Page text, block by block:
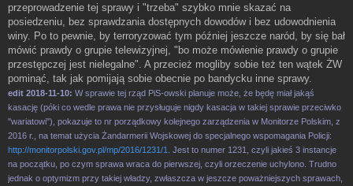
przeprowadzenie tej sprawy i "trzeba" szybko mnie skazać na
posiedzeniu, bez sprawdzania dostępnych dowodów i bez udowodnienia
winy. Po to pewnie, by terroryzować tym później jeszcze naród, by się bał
mówić prawdy o grupie telewizyjnej, "bo może mówienie prawdy o grupie
przestępczej jest nielegalne". A przecież mogliby sobie też ten wątek ŻW
pominąć, tak jak pomijają sobie obecnie po bandycku inne sprawy.
edit 2018-11-10: W sprawie tej rząd PiS-owski planuje może, że będę miał jakąś
kasację (póki co wedle prawa nie przysługuje nigdy kasacja w takiej sprawie przeciwko
"wariatowi"), pokazuje to nr porządkowy kolejnego zarządzenia w Monitorze Polskim, z
2016 r., na temat użycia Żandarmerii Wojskowej do specjalnego wspomagania Policji:
http://monitorpolski.gov.pl/mp/2016/1231/1
. Jest to numer 1231, czyli jakieś 3 instancje
na początku, po czym sprawa wraca do pierwszej, czyli orzeczenie uchylono. Trudno
jednak o optymizm przy takiej władzy, zwłaszcza w jeszcze poważniejszych sprawach,